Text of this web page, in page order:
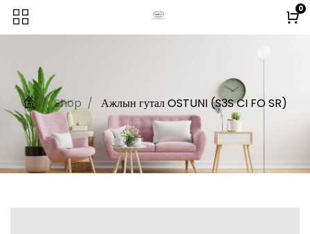
0
Shop Ажлын гутал OSTUNI (S3S CI FO SR)